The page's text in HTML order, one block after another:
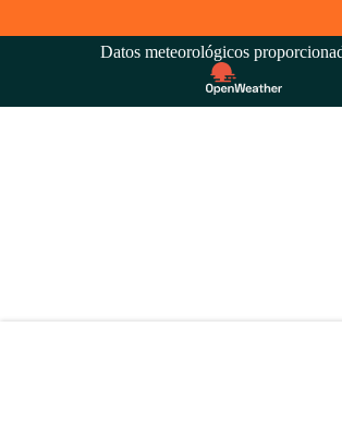
Datos meteorológicos